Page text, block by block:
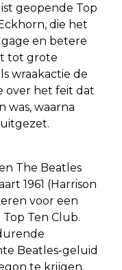
geopende Top
die het
en betere
tot grote
wraakactie de
over het feit dat
was, waarna
The Beatles
1961 (Harrison
voor een
Ten Club.
Beatles-geluid
te krijgen.